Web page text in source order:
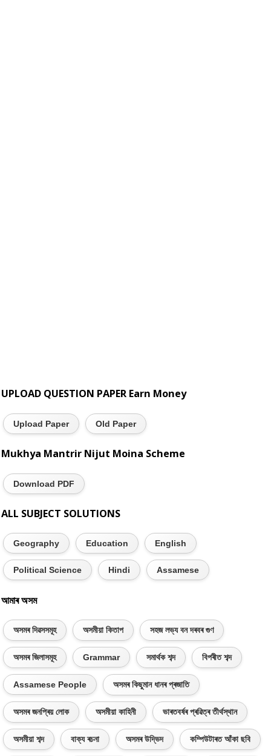
UPLOAD QUESTION PAPER Earn Money
Upload Paper Old Paper
Mukhya Mantrir Nijut Moina Scheme
Download PDF
ALL SUBJECT SOLUTIONS
Geography Education English
Political Science Hindi Assamese
আমাৰ অসম
অসমৰ দিৱসসমূহ অসমীয়া কিতাপ সহজ লভ্য বন দৰবৰ গুণ
অসমৰ জিলাসমূহ Grammar সমাৰ্থক শব্দ বিপৰীত শব্দ
Assamese People অসমৰ কিছুমান ধানৰ প্ৰজাতি
অসমৰ জনপ্ৰিয় লোক অসমীয়া কাহিনী ভাৰতবৰ্ষৰ প্ৰৱিত্ৰ তীৰ্থস্থান
অসমীয়া শব্দ বাক্য ৰচনা অসমৰ উদ্ভিদ কম্পিউটাৰত আঁকা ছবি